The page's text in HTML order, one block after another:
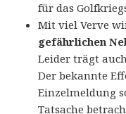
für das
Mit viel Verve
gefährlichen
Leider trägt
Der bekannte
Einzelmeldung
Tatsache